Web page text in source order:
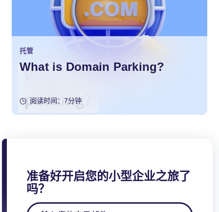
托管
What is Domain Parking?
阅读时间：7分钟
准备好开启您的小型企业之旅了
吗？